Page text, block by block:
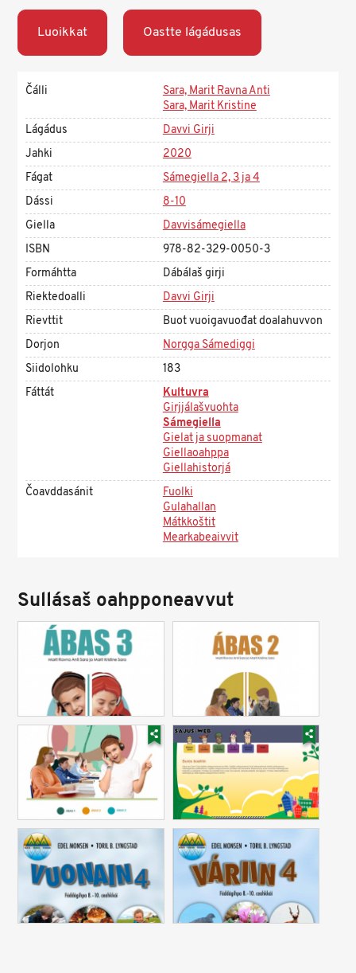
Luoikkat Oastte lágádusas
Čálli
Sara, Marit Ravna Anti
Sara, Marit Kristine
Lágádus
Davvi Girji
Jahki
2020
Fágat
Sámegiella 2, 3 ja 4
Dássi
8-10
Giella
Davvisámegiella
ISBN
978-82-329-0050-3
Formáhtta
Dábálaš girji
Riektedoalli
Davvi Girji
Rievttit
Buot vuoigavuođat doalahuvvon
Dorjon
Norgga Sámediggi
Siidolohku
183
Fáttát
Kultuvra
Girjjálašvuohta
Sámegiella
Gielat ja suopmanat
Giellaoahppa
Giellahistorjá
Čoavddasánit
Fuolki
Gulahallan
Mátkkoštit
Mearkabeaivvit
Sullásaš oahpponeavvut